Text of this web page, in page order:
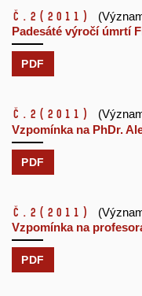
č.2 (2011)
Padesáté výročí úmrtí
PDF
č.2 (2011)
Vzpomínka na PhDr.
PDF
č.2 (2011)
Vzpomínka na
PDF